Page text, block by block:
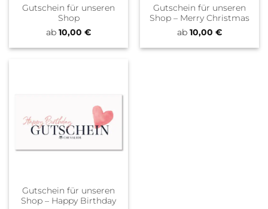
Gutschein für unseren
Shop
ab 10,00 €
Gutschein für unseren
Shop – Merry Christmas
ab 10,00 €
Gutschein für unseren
Shop – Happy Birthday